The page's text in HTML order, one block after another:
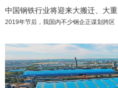
中国钢铁行业将迎来大搬迁、大重
2019年节后，我国内不少钢企正谋划跨区